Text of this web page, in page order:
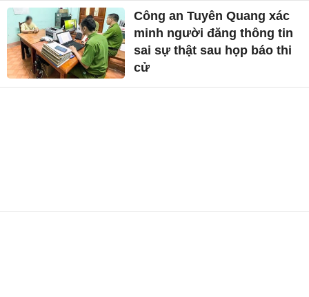
Công an Tuyên Quang xác
minh người đăng thông tin
sai sự thật sau họp báo thi
cử